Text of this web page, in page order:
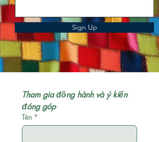
Sign Up
Tham gia đồng hành và ý kiến
đóng góp
Tên *